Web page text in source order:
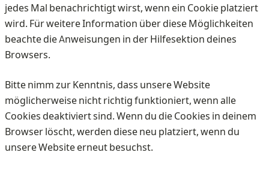
jedes Mal benachrichtigt wirst, wenn ein Cookie platziert
wird. Für weitere Information über diese Möglichkeiten
beachte die Anweisungen in der Hilfesektion deines
Browsers.
Bitte nimm zur Kenntnis, dass unsere Website
möglicherweise nicht richtig funktioniert, wenn alle
Cookies deaktiviert sind. Wenn du die Cookies in deinem
Browser löscht, werden diese neu platziert, wenn du
unsere Website erneut besuchst.